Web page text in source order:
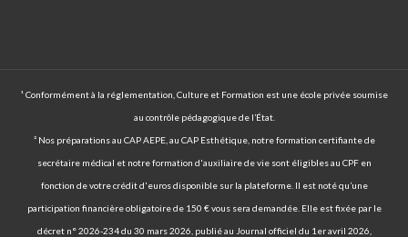
¹ Conformément à la réglementation, Culture et Formation est une école privée soumise
au contrôle pédagogique de l’État.
² Nos préparations au CAP AEPE, au CAP Esthétique, notre formation certifiante de
secrétaire médical et notre formation d'auxiliaire de vie sont éligibles au CPF en
fonction de votre crédit d'euros disponible sur la plateforme. Il est noté qu’une
participation financière obligatoire de 150 € vous sera demandée. Elle est fixée par le
décret n° 2026-234 du 30 mars 2026, publié au Journal officiel du 1er avril 2026,